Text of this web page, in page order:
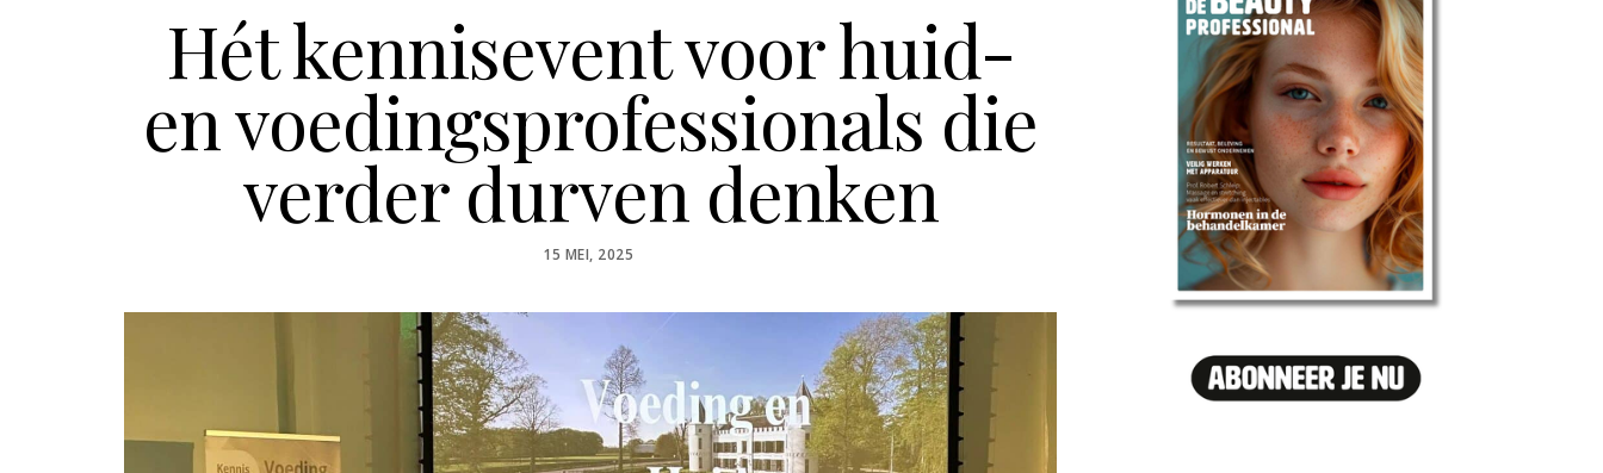
Hét kennisevent voor huid-
en voedingsprofessionals die
verder durven denken
POSTED
15 MEI, 2025